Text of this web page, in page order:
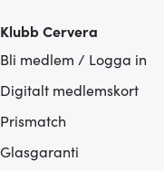
Klubb Cervera
Bli medlem / Logga in
Digitalt medlemskort
Prismatch
Glasgaranti